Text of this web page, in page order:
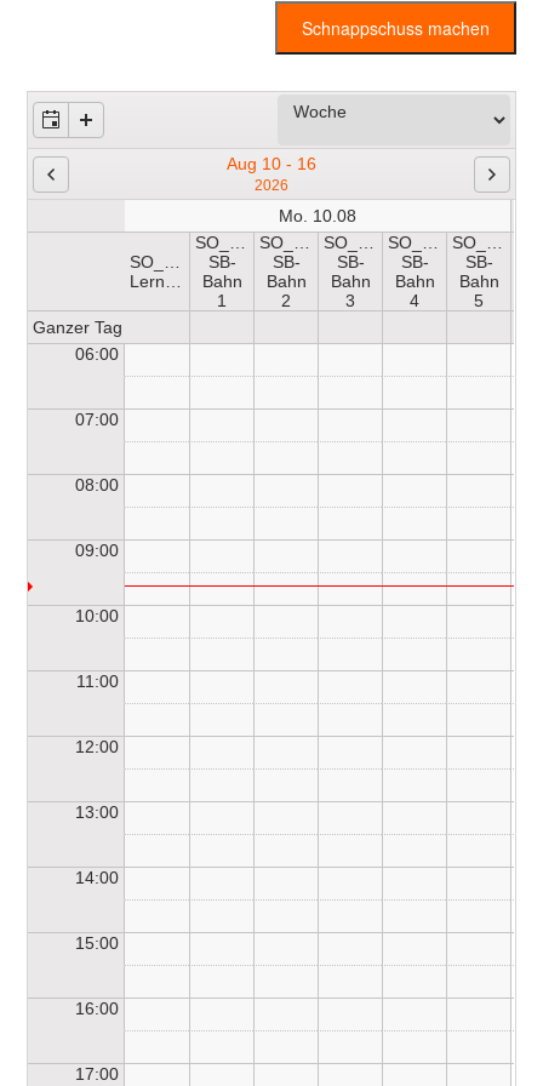
Schnappschuss machen
Aug 10 - 16
2026
Ganzer Tag
Mo. 10.08
SO_HB-
SO_HB-
SB-
Bahn
1
SO_HB-
SB-
Bahn
2
SO_HB-
SB-
Bahn
3
SO_HB-
SB-
Bahn
4
SO_HB-
SB-
Bahn
5
06:00
07:00
08:00
09:00
10:00
11:00
12:00
13:00
14:00
15:00
16:00
17:00